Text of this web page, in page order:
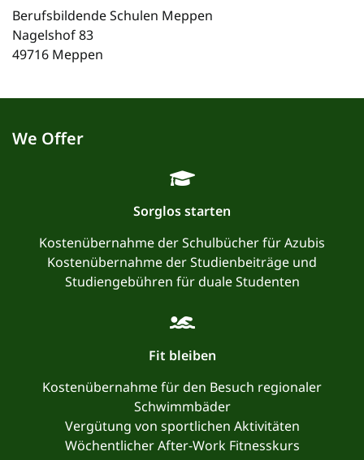
Berufsbildende Schulen Meppen
Nagelshof 83
49716 Meppen
We Offer
Sorglos starten
Kostenübernahme der Schulbücher für Azubis
Kostenübernahme der Studienbeiträge und
Studiengebühren für duale Studenten
Fit bleiben
Kostenübernahme für den Besuch regionaler
Schwimmbäder
Vergütung von sportlichen Aktivitäten
Wöchentlicher After-Work Fitnesskurs